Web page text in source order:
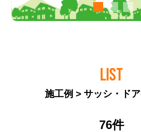
LIST
施工例 > サッシ・ド
76件